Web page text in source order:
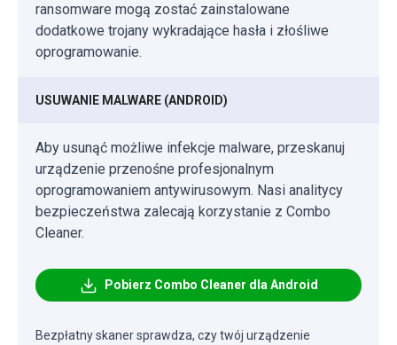
ransomware mogą zostać zainstalowane
dodatkowe trojany wykradające hasła i złośliwe
oprogramowanie.
USUWANIE MALWARE (ANDROID)
Aby usunąć możliwe infekcje malware, przeskanuj
urządzenie przenośne profesjonalnym
oprogramowaniem antywirusowym. Nasi analitycy
bezpieczeństwa zalecają korzystanie z Combo
Cleaner.
Pobierz Combo Cleaner dla Android
Bezpłatny skaner sprawdza, czy twój urządzenie